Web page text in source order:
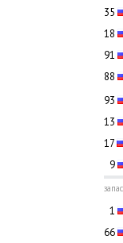
35
18
91
88
93
13
17
9
1
66